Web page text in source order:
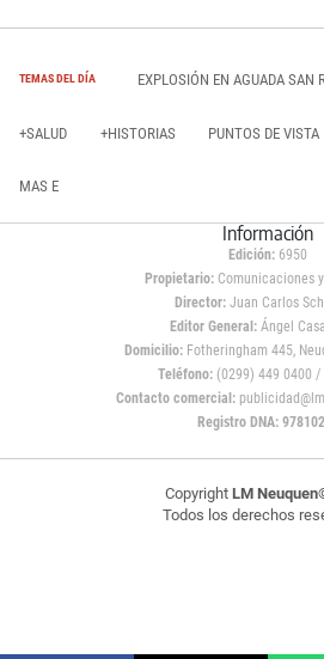
TEMAS DEL DÍA EXPLOSIÓN EN AGUADA SAN
+SALUD +HISTORIAS PUNTOS DE VISTA
MAS E
Información
Edición: 6950
Propietario:Comunicaciones
Director: Juan Carlos
Editor General:Ángel
Domicilio:Fotheringham 445,
Teléfono: (0299) 449 0400 /
Contacto comercial:
Registro DNA:
Copyright LM Neuquen
Todos los derechos